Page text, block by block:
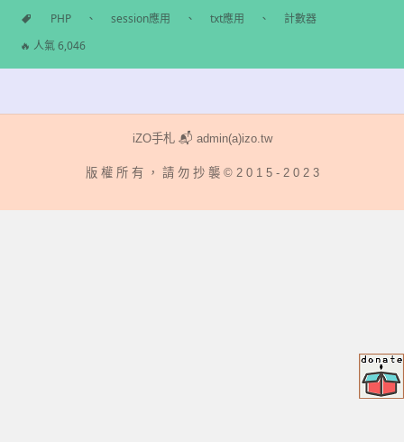
分
標
PHP 、 session應用 、 txt應用 、
計數器
🔥 人氣 6,046
iZO手札 📬 admin(a)izo.tw
版 權 所 有 ， 請 勿 抄 襲 © 2 0 1 5 - 2 0 2 3